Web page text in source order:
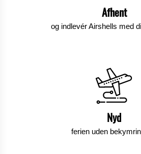
Afhent
og indlevér Airshells med
Nyd
ferien uden